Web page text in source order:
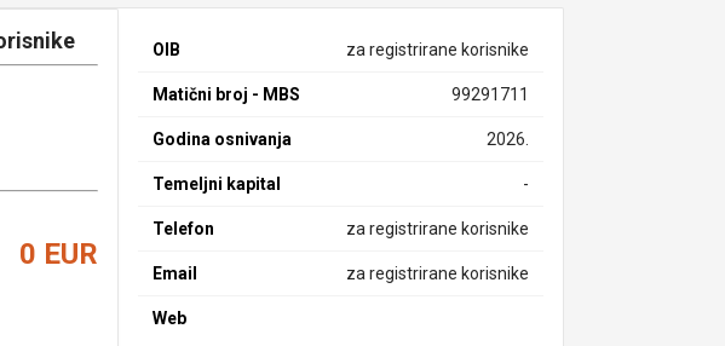
0 EUR
OIB za registrirane korisnike
Matični broj - MBS 99291711
Godina osnivanja 2026.
Temeljni kapital -
Telefon za registrirane korisnike
Email za registrirane korisnike
Web